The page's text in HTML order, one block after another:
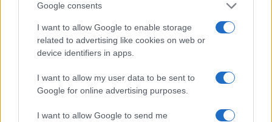
Google consents
I want to allow Google to enable storage
related to advertising like cookies on web or
device identifiers in apps.
I want to allow my user data to be sent to
Google for online advertising purposes.
I want to allow Google to send me
Aggius conquista la classifica delle mete più
amate dell’estate 2026